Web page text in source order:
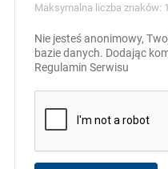
Maksymalna liczba znaków:
Nie jesteś anonimowy,
bazie danych. Dodając
Regulamin Serwisu